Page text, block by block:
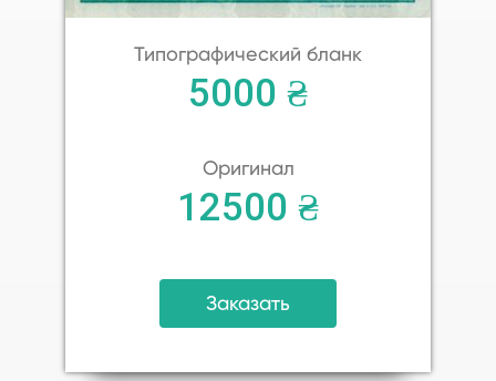
Типографический бланк
5000 ₴
Оригинал
12500 ₴
Заказать